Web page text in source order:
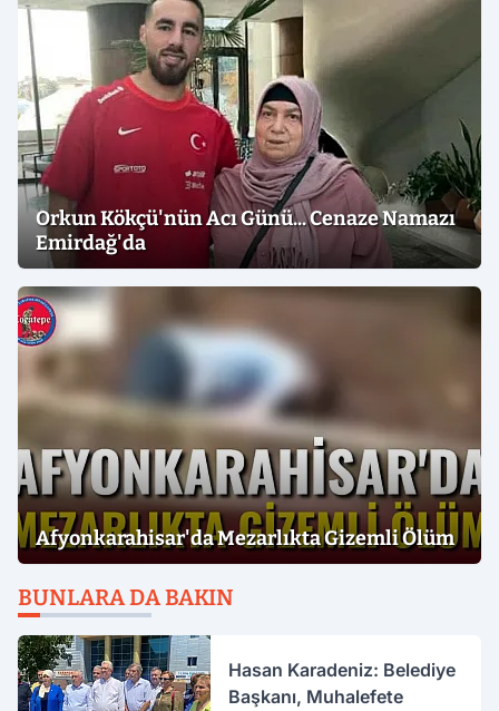
Orkun Kökçü'nün Acı Günü... Cenaze Namazı
Emirdağ'da
Afyonkarahisar'da Mezarlıkta Gizemli Ölüm
BUNLARA DA BAKIN
Hasan Karadeniz: Belediye
Başkanı, Muhalefete